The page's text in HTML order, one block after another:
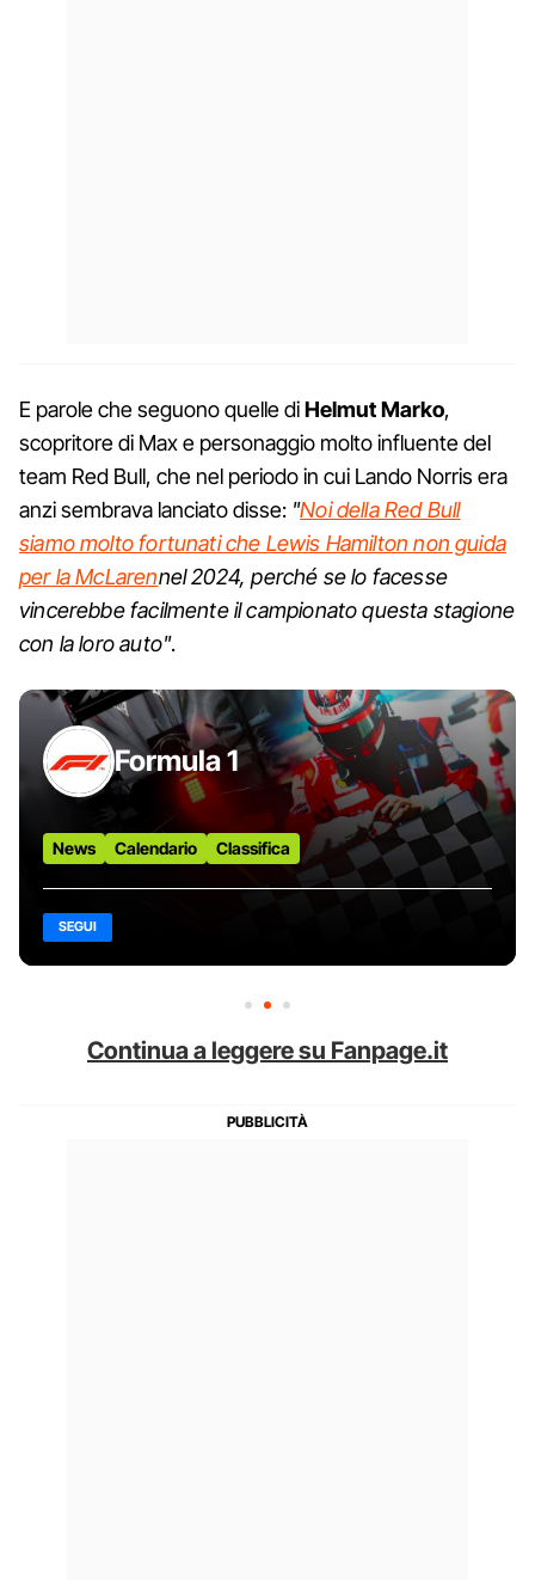
E parole che seguono quelle diHelmut Marko,
scopritore di Max e personaggio molto influente del
team Red Bull, che nel periodo in cui Lando Norris era
anzi sembrava lanciato disse: "Noi della Red Bull
siamo molto fortunati che Lewis Hamilton non guida
per la McLarennel 2024, perché se lo facesse
vincerebbe facilmente il campionato questa stagione
con la loro auto".
Formula 1
News Calendario Classifica
SEGUI
Continua a leggere su Fanpage.it